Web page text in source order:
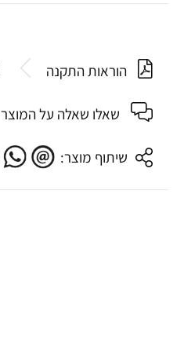
הוראות התקנה
שאלו שאלה על המוצר
שיתוף מוצר: